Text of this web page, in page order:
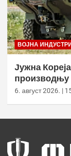
ВОЈНА
Јужна
производњу
6. август 2026. |